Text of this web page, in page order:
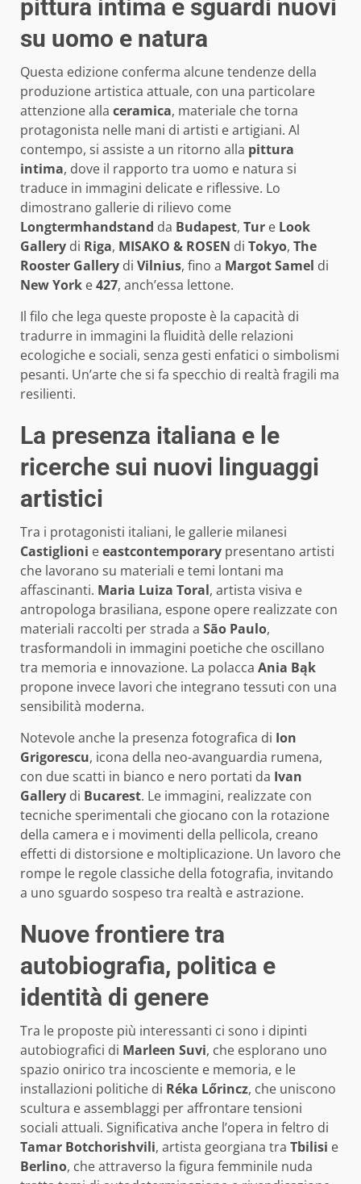
pittura intima e sguardi nuovi
su uomo e natura
Questa edizione conferma alcune tendenze della
produzione artistica attuale, con una particolare
attenzione alla ceramica, materiale che torna
protagonista nelle mani di artisti e artigiani. Al
contempo, si assiste a un ritorno alla pittura
intima, dove il rapporto tra uomo e natura si
traduce in immagini delicate e riflessive. Lo
dimostrano gallerie di rilievo come
Longtermhandstand da Budapest, Tur e Look
Gallery di Riga, MISAKO & ROSEN di Tokyo, The
Rooster Gallery di Vilnius, fino a Margot Samel di
New York e427, anch’essa lettone.
Il filo che lega queste proposte è la capacità di
tradurre in immagini la fluidità delle relazioni
ecologiche e sociali, senza gesti enfatici o simbolismi
pesanti. Un’arte che si fa specchio di realtà fragili ma
resilienti.
La presenza italiana e le
ricerche sui nuovi linguaggi
artistici
Tra i protagonisti italiani, le gallerie milanesi
Castiglioni eeastcontemporary presentano artisti
che lavorano su materiali e temi lontani ma
affascinanti. Maria Luiza Toral, artista visiva e
antropologa brasiliana, espone opere realizzate con
materiali raccolti per strada a São Paulo,
trasformandoli in immagini poetiche che oscillano
tra memoria e innovazione. La polacca Ania Bąk
propone invece lavori che integrano tessuti con una
sensibilità moderna.
Notevole anche la presenza fotografica di Ion
Grigorescu, icona della neo-avanguardia rumena,
con due scatti in bianco e nero portati da Ivan
Gallery di Bucarest. Le immagini, realizzate con
tecniche sperimentali che giocano con la rotazione
della camera e i movimenti della pellicola, creano
effetti di distorsione e moltiplicazione. Un lavoro che
rompe le regole classiche della fotografia, invitando
a uno sguardo sospeso tra realtà e astrazione.
Nuove frontiere tra
autobiografia, politica e
identità di genere
Tra le proposte più interessanti ci sono i dipinti
autobiografici di Marleen Suvi, che esplorano uno
spazio onirico tra incosciente e memoria, e le
installazioni politiche di Réka Lőrincz, che uniscono
scultura e assemblaggi per affrontare tensioni
sociali attuali. Significativa anche l’opera in feltro di
Tamar Botchorishvili, artista georgiana tra Tbilisi e
Berlino, che attraverso la figura femminile nuda